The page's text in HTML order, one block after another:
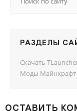
РАЗДЕЛЫ
Скачать
Моды Майнкрафт
ОСТАВИТЬ